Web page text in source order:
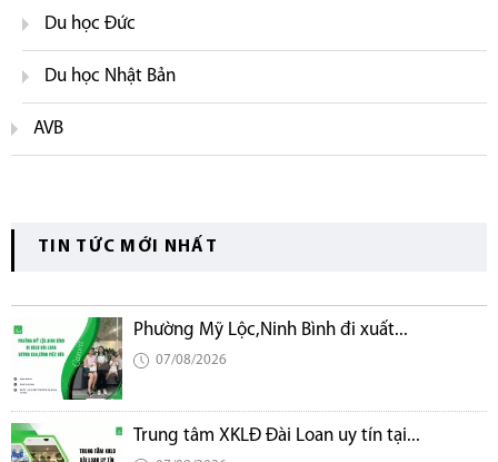
Du học Đức
Du học Nhật Bản
AVB
TIN TỨC MỚI NHẤT
Phường Mỹ Lộc,Ninh Bình đi xuất...
07/08/2026
Trung tâm XKLĐ Đài Loan uy tín tại...